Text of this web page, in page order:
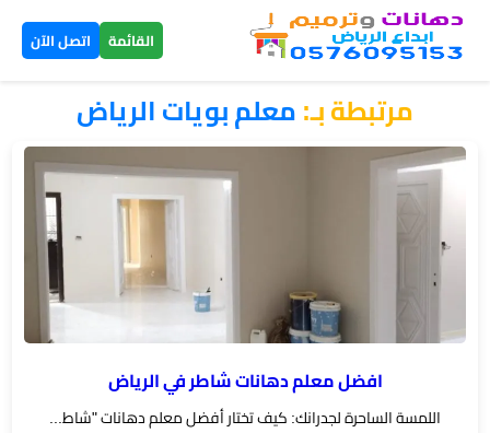
القائمة اتصل الآن ×
دهانات
الرياض
خارجية
تركيب
مرتبطة بـ:معلم بويات الرياض
افضل معلم دهانات شاطر في الرياض
اللمسة الساحرة لجدرانك: كيف تختار أفضل معلم دهانات "شاط...